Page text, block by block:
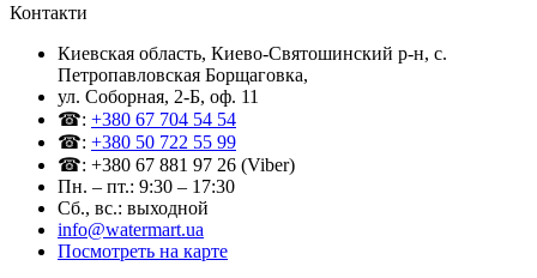
Контакти
Киевская область, Киево-Святошинский р-н, c.
Петропавловская Борщаговка,
ул. Соборная, 2-Б, оф. 11
☎: +380 67 704 54 54
☎: +380 50 722 55 99
☎: +380 67 881 97 26 (Viber)
Пн. – пт.: 9:30 – 17:30
Сб., вс.: выходной
info@watermart.ua
Посмотреть на карте